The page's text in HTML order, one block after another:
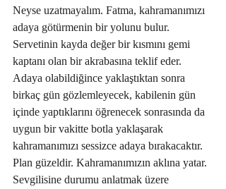
Neyse uzatmayalım. Fatma, kahramanımızı
adaya götürmenin bir yolunu bulur.
Servetinin kayda değer bir kısmını gemi
kaptanı olan bir akrabasına teklif eder.
Adaya olabildiğince yaklaştıktan sonra
birkaç gün gözlemleyecek, kabilenin gün
içinde yaptıklarını öğrenecek sonrasında da
uygun bir vakitte botla yaklaşarak
kahramanımızı sessizce adaya bırakacaktır.
Plan güzeldir. Kahramanımızın aklına yatar.
Sevgilisine durumu anlatmak üzere